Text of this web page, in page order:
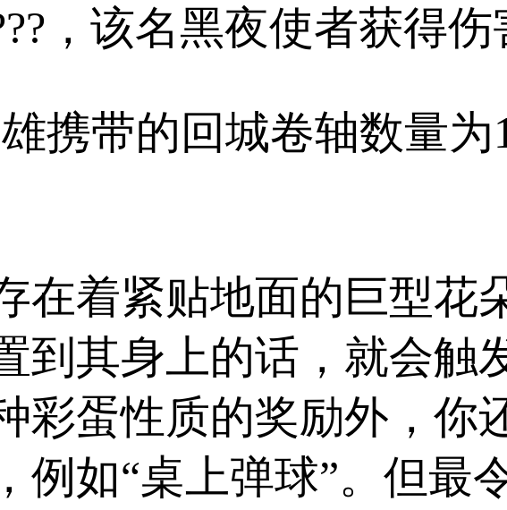
，该名黑夜使者获得伤
携带的回城卷轴数量为
在着紧贴地面的巨型花
到其身上的话，就会触
彩蛋性质的奖励外，你
例如“桌上弹球”。但最